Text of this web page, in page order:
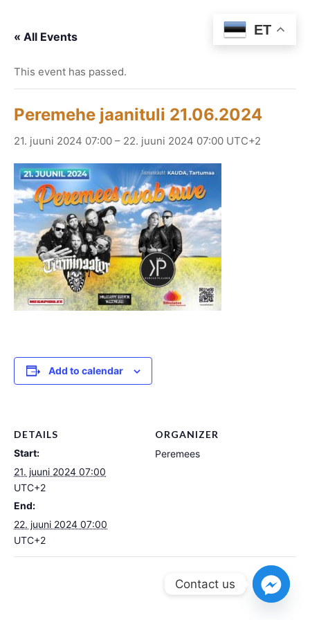
« All Events
This event has passed.
Peremehe jaanituli 21.06.2024
21. juuni 2024 07:00 – 22. juuni 2024 07:00 UTC+2
Add to calendar
DETAILS
Start:
21. juuni 2024 07:00
UTC+2
End:
22. juuni 2024 07:00
UTC+2
ORGANIZER
Peremees
ET
Contact us